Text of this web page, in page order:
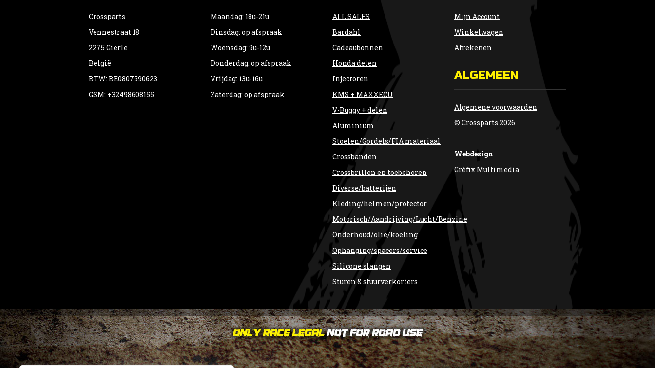
Crossparts
Vennestraat 18
2275 Gierle
België
BTW: BE0807590623
GSM: +32498608155
Maandag: 18u-21u
Dinsdag: op afspraak
Woensdag: 9u-12u
Donderdag: op afspraak
Vrijdag: 13u-16u
Zaterdag: op afspraak
ALL SALES
Bardahl
Cadeaubonnen
Honda delen
Injectoren
KMS + MAXXECU
V-Buggy + delen
Aluminium
Stoelen/Gordels/FIA materiaal
Crossbanden
Crossbrillen en toebehoren
Diverse/batterijen
Kleding/helmen/protector
Motorisch/Aandrijving/Lucht/Benzine
Onderhoud/olie/koeling
Ophanging/spacers/service
Silicone slangen
Sturen & stuurverkorters
Mijn Account
Winkelwagen
Afrekenen
ALGEMEEN
Algemene voorwaarden
© Crossparts 2026
Webdesign
Grèfix Multimedia